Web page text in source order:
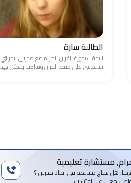
مستشارة تعليمية
هل تحتاج مساعدة في ايجاد مدرس ؟
معي عبر الواتساب
الطالبة سارة
التحقت بدورة القران الكريم مع مدربي .تجربتي
ساعدتني على حفظ القران وقراءته بشكل جيد